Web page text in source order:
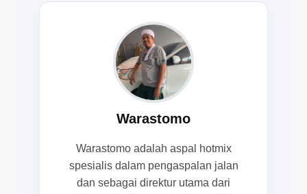
Warastomo
Warastomo adalah aspal hotmix
spesialis dalam pengaspalan jalan
dan sebagai direktur utama dari